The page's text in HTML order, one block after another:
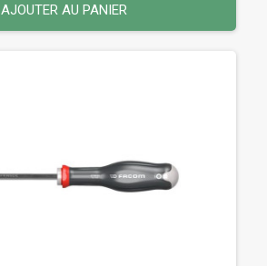
AJOUTER AU PANIER